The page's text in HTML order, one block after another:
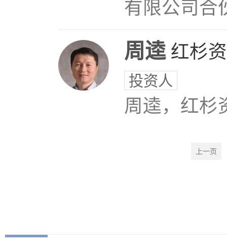
有限公司合
周逵 红杉
投资人
周逵，红杉
上一页